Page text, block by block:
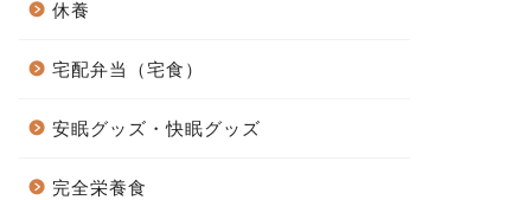
休養
宅配弁当（宅食）
安眠グッズ・快眠グッズ
完全栄養食